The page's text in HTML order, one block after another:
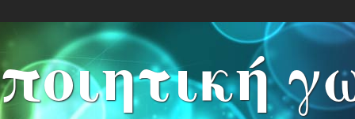
ποιητική